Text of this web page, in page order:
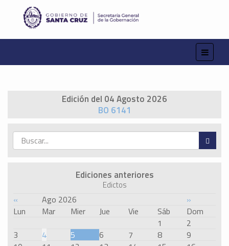
Edición del 04 Agosto 2026
BO 6141
Ediciones anteriores
Edictos
« Ago 2026
»
Lun
Mar Mier Jue Vie Sáb
Dom
1
2
3
4 5 6 7 8
9